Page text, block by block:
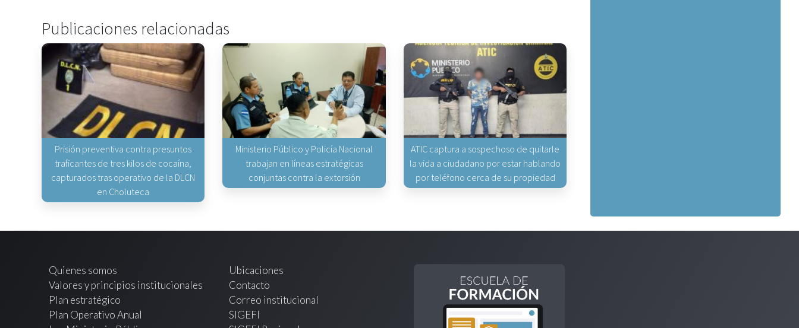
Publicaciones relacionadas
Prisión preventiva contra presuntos
traficantes de tres kilos de cocaína,
capturados tras operativo de la DLCN
en Choluteca
Ministerio Público y Policía Nacional
trabajan en líneas estratégicas
conjuntas contra la extorsión
ATIC captura a sospechoso de quitarle
la vida a ciudadano por estar hablando
por teléfono cerca de su propiedad
Quienes somos
Valores y principios institucionales
Plan estratégico
Plan Operativo Anual
Ubicaciones
Contacto
Correo institucional
SIGEFI